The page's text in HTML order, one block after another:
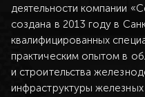
деятельности компании
создана в 2013 году в
квалифицированных
практическим опытом в
и строительства
инфраструктуры